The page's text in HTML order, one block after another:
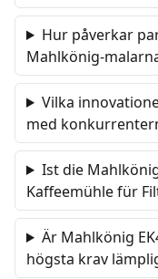
Hur påverkar
Mahlkönig-
Vilka
med
Ist die
Kaffeemühle für
Är Mahlkönig
högsta krav